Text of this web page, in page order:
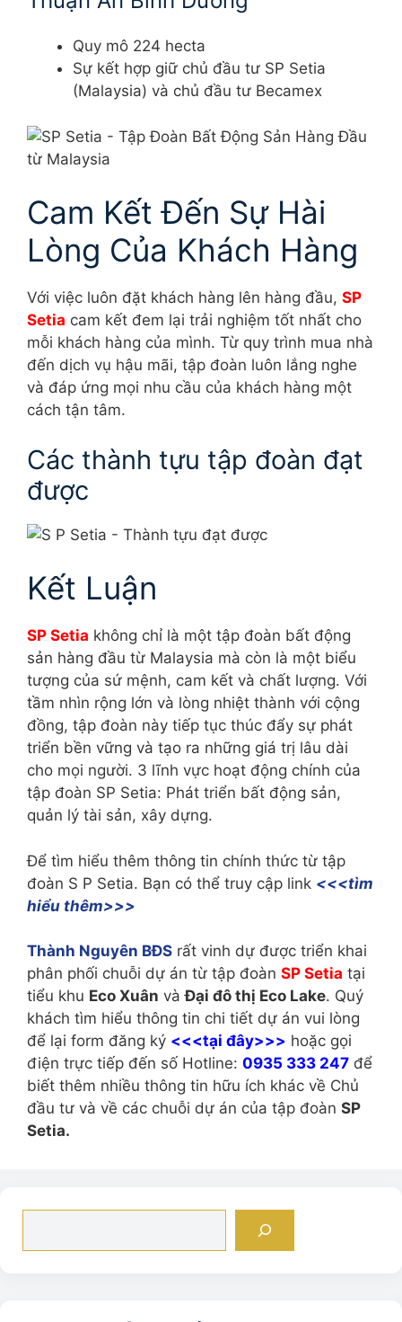
Quy mô 224 hecta
Sự kết hợp giữ chủ đầu tư SP Setia
(Malaysia) và chủ đầu tư Becamex
Cam Kết Đến Sự Hài
Lòng Của Khách Hàng
Với việc luôn đặt khách hàng lên hàng đầu, SP
Setia cam kết đem lại trải nghiệm tốt nhất cho
mỗi khách hàng của mình. Từ quy trình mua nhà
đến dịch vụ hậu mãi, tập đoàn luôn lắng nghe
và đáp ứng mọi nhu cầu của khách hàng một
cách tận tâm.
Các thành tựu tập đoàn đạt
được
Kết Luận
SP Setia không chỉ là một tập đoàn bất động
sản hàng đầu từ Malaysia mà còn là một biểu
tượng của sứ mệnh, cam kết và chất lượng. Với
tầm nhìn rộng lớn và lòng nhiệt thành với cộng
đồng, tập đoàn này tiếp tục thúc đẩy sự phát
triển bền vững và tạo ra những giá trị lâu dài
cho mọi người. 3 lĩnh vực hoạt động chính của
tập đoàn SP Setia: Phát triển bất động sản,
quản lý tài sản, xây dựng.
Để tìm hiểu thêm thông tin chính thức từ tập
đoàn S P Setia. Bạn có thể truy cập link <<<tìm
hiểu thêm>>>
Thành Nguyên BĐS rất vinh dự được triển khai
phân phối chuỗi dự án từ tập đoàn SP Setia tại
tiểu khu Eco Xuân vàĐại đô thị Eco Lake. Quý
khách tìm hiểu thông tin chi tiết dự án vui lòng
để lại form đăng ký <<<tại đây>>> hoặc gọi
điện trực tiếp đến số Hotline: 0935 333 247 để
biết thêm nhiều thông tin hữu ích khác về Chủ
đầu tư và về các chuỗi dự án của tập đoàn SP
Setia.